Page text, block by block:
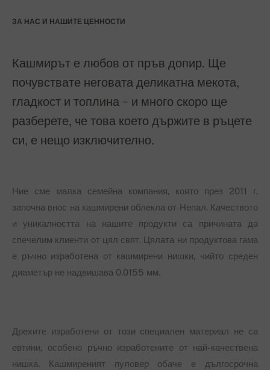
ЗА НАС И НАШИТЕ ЦЕННОСТИ
Кашмирът е любов от пръв допир. Ще
почувствате неговата деликатна мекота,
гладкост и топлина - и много скоро ще
разберете, че това което държите в ръцете
си, е нещо изключително.
Ние сме малка семейна компания, която през 2011 г.
започна внос на кашмирени облекла от Непал. Качеството
и уникалността на нашите продукти са причината да
спечелим клиенти от цял свят. Цялата ни продуктова гама
е ръчно изработена от кашмирени нишки, чийто среден
диаметър не надвишава 0.0155 мм.
Дрехите изработени от този специален материал не са
евтини, особено ръчно изработените от най-качествена
нишка. Кашмиреният пуловер обаче е дългосрочна